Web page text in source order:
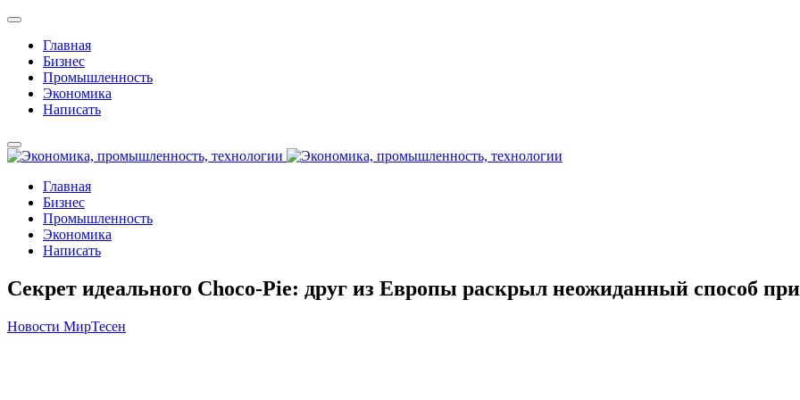
Главная
Бизнес
Промышленность
Экономика
Написать
Главная
Бизнес
Промышленность
Экономика
Написать
Секрет идеального Choco-Pie: друг из Европы раскрыл неожиданный способ
Новости МирТесен